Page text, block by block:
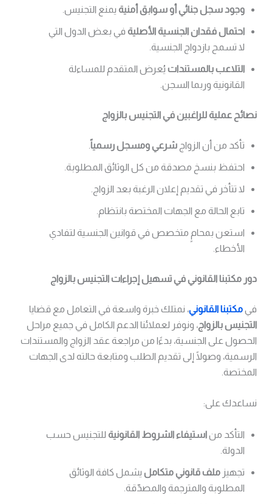
وجود سجل جنائي أو سوابق أمنيةيمنع التجنيس.
احتمال فقدان الجنسية الأصليةفي بعض الدول التي
لا تسمح بازدواج الجنسية.
التلاعب بالمستنداتيُعرض المتقدم للمساءلة
القانونية وربما السجن.
نصائح عملية للراغبين في التجنيس بالزواج
تأكد من أن الزواج شرعي ومسجل رسمياً
احتفظ بنسخ مصدقة من كل الوثائق المطلوبة.
لا تتأخر في تقديم إعلان الرغبة بعد الزواج.
تابع الحالة مع الجهات المختصة بانتظام.
استعن بمحامٍ متخصص في قوانين الجنسية لتفادي
الأخطاء.
دور مكتبنا القانوني في تسهيل إجراءات التجنيس بالزواج
فيمكتبنا القانوني، نمتلك خبرة واسعة في التعامل مع قضايا
التجنيس بالزواج، ونوفر لعملائنا الدعم الكامل في جميع مراحل
الحصول على الجنسية، بدءًا من مراجعة عقد الزواج والمستندات
الرسمية، وصولًا إلى تقديم الطلب ومتابعة حالته لدى الجهات
المختصة.
نساعدك على:
التأكد مناستيفاء الشروط القانونيةللتجنيس حسب
الدولة.
تجهيز ملف قانوني متكامليشمل كافة الوثائق
المطلوبة والمترجمة والمصدّقة.